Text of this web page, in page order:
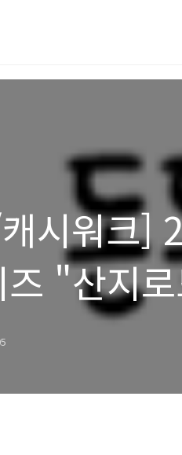
시워크]
즈 "산지